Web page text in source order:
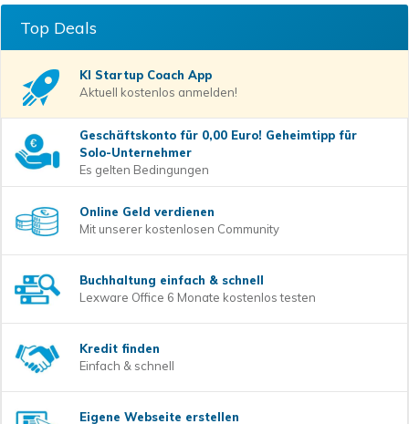
Top Deals
KI Startup Coach App
Aktuell kostenlos anmelden!
Geschäftskonto für 0,00 Euro! Geheimtipp für
Solo-Unternehmer
Es gelten Bedingungen
Online Geld verdienen
Mit unserer kostenlosen Community
Buchhaltung einfach & schnell
Lexware Office 6 Monate kostenlos testen
Kredit finden
Einfach & schnell
Eigene Webseite erstellen